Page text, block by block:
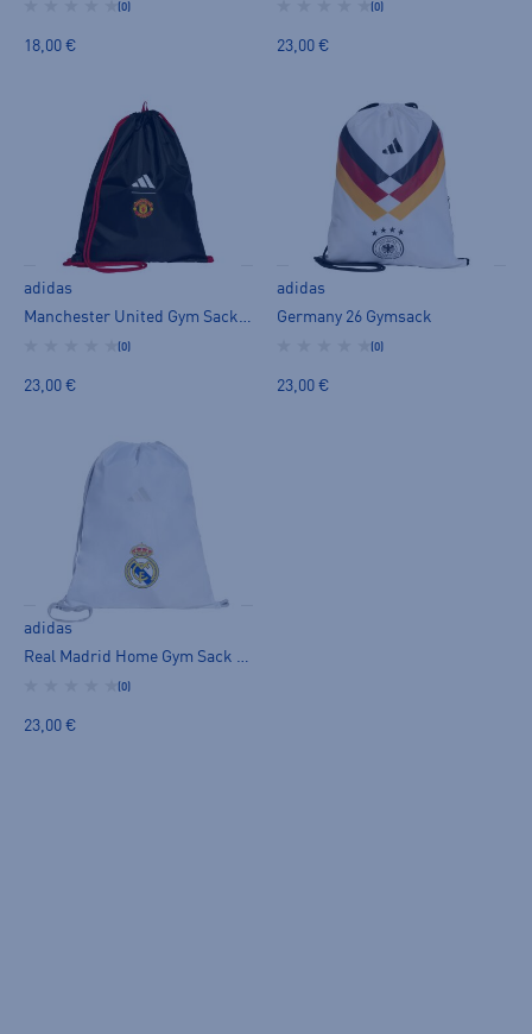
(0)
18,00 €
(0)
23,00 €
adidas
Manchester United Gym Sack - naisten gymsack
(0)
23,00 €
adidas
Germany 26 Gymsack
(0)
23,00 €
adidas
Real Madrid Home Gym Sack - naisten gymsack
(0)
23,00 €